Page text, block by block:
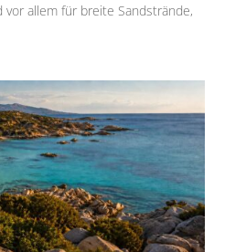
vor allem für breite Sandstrände,